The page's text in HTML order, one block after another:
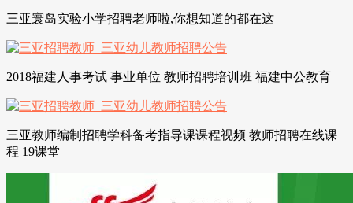
三亚寰岛实验小学招聘老师啦,你想知道的都在这
2018福建人事考试 事业单位 教师招聘培训班 福建中公教育
三亚教师编制招聘学科备考指导课课程视频 教师招聘在线课
程 19课堂